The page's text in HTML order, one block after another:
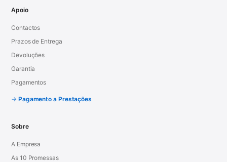
Apoio
Contactos
Prazos de Entrega
Devoluções
Garantia
Pagamentos
Pagamento a Prestações
Sobre
A Empresa
As 10 Promessas